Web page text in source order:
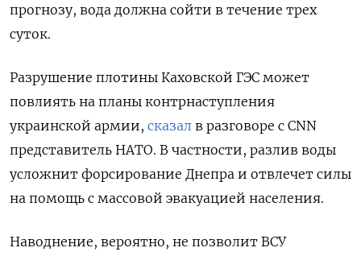
прогнозу, вода должна сойти в течение трех
суток.
Разрушение плотины Каховской ГЭС может
повлиять на планы контрнаступления
украинской армии, сказал в разговоре с CNN
представитель НАТО. В частности, разлив воды
усложнит форсирование Днепра и отвлечет силы
на помощь с массовой эвакуацией населения.
Наводнение, вероятно, не позволит ВСУ